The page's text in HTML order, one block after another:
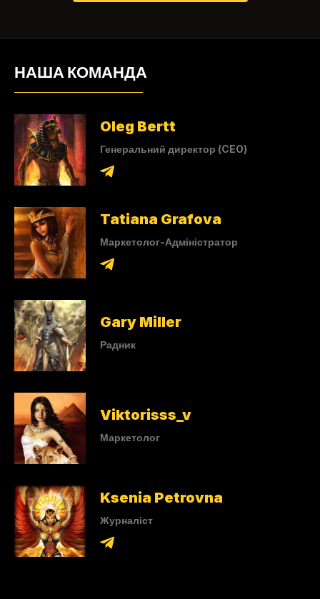
НАША КОМАНДА
Oleg Bertt
Генеральний директор (CEO)
Tatiana Grafova
Маркетолог-Адміністратор
Gary Miller
Радник
Viktorisss_v
Маркетолог
Ksenia Petrovna
Журналіст